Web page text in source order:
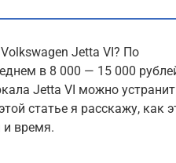
Jetta VI? По
в 8 000 — 15 000
Jetta VI можно
статье я расскажу, как
и время.